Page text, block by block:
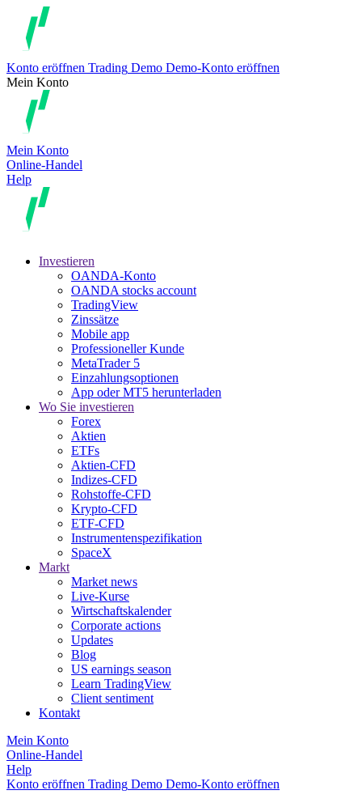
Konto eröffnen Trading Demo Demo-Konto eröffnen
Mein Konto
Mein Konto
Online-Handel
Help
Investieren
OANDA-Konto
OANDA stocks account
TradingView
Zinssätze
Mobile app
Professioneller Kunde
MetaTrader 5
Einzahlungsoptionen
App oder MT5 herunterladen
Wo Sie investieren
Forex
Aktien
ETFs
Aktien-CFD
Indizes-CFD
Rohstoffe-CFD
Krypto-CFD
ETF-CFD
Instrumentenspezifikation
SpaceX
Markt
Market news
Live-Kurse
Wirtschaftskalender
Corporate actions
Updates
Blog
US earnings season
Learn TradingView
Client sentiment
Kontakt
Mein Konto
Online-Handel
Help
Konto eröffnen Trading Demo Demo-Konto eröffnen